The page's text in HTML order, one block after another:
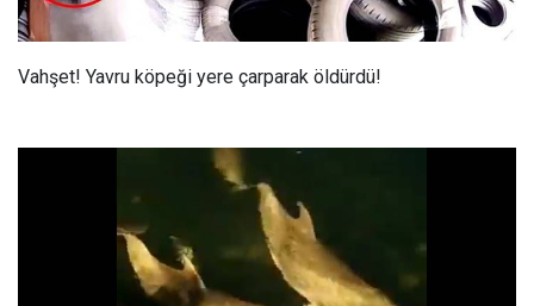
Vahşet! Yavru köpeği yere çarparak öldürdü!